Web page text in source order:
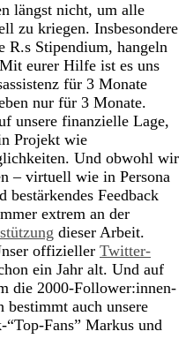
längst nicht, um alle
zu kriegen. Insbesondere
R.s Stipendium, hangeln
eurer Hilfe ist es uns
für 3 Monate
nur für 3 Monate.
unsere finanzielle Lage,
Projekt wie
Und obwohl wir
– virtuell wie in Persona
bestärkendes Feedback
extrem an der
dieser Arbeit.
offizieller Twitter-
ein Jahr alt. Und auf
die 2000-Follower:innen-
auch unsere
Fans” Markus und